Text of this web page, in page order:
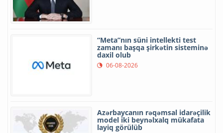
“Meta”nın süni intellekti test
zamanı başqa şirkətin sisteminə
daxil olub
06-08-2026
Azərbaycanın rəqəmsal idarəçilik
model iki beynəlxalq mükafata
layiq görülüb